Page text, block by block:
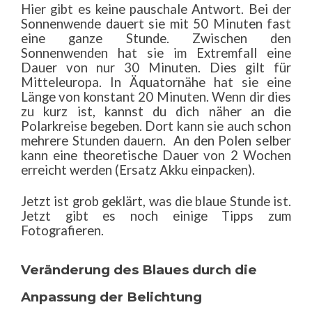
Hier gibt es keine pauschale Antwort. Bei der
Sonnenwende dauert sie mit 50 Minuten fast
eine ganze Stunde. Zwischen den
Sonnenwenden hat sie im Extremfall eine
Dauer von nur 30 Minuten. Dies gilt für
Mitteleuropa. In Äquatornähe hat sie eine
Länge von konstant 20 Minuten. Wenn dir dies
zu kurz ist, kannst du dich näher an die
Polarkreise begeben. Dort kann sie auch schon
mehrere Stunden dauern. An den Polen selber
kann eine theoretische Dauer von 2 Wochen
erreicht werden (Ersatz Akku einpacken).
Jetzt ist grob geklärt, was die blaue Stunde ist.
Jetzt gibt es noch einige Tipps zum
Fotografieren.
Veränderung des Blaues durch die
Anpassung der Belichtung